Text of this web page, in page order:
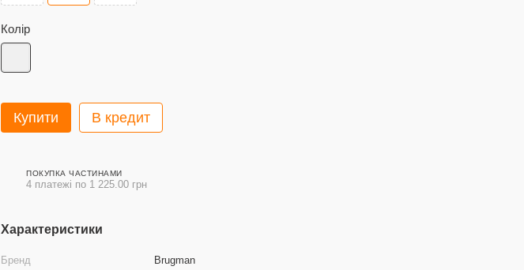
Колір
Купити В кредит
ПОКУПКА ЧАСТИНАМИ
4 платежі по 1 225.00 грн
Характеристики
Бренд
Brugman